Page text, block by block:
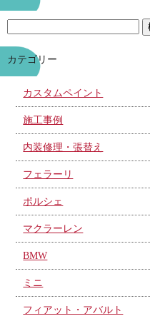
カテゴリー
カスタムペイント
施工事例
内装修理・張替え
フェラーリ
ポルシェ
マクラーレン
BMW
ミニ
フィアット・アバルト